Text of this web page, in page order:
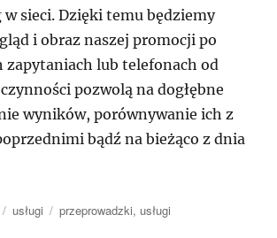
w sieci. Dzięki temu będziemy
i obraz naszej promocji po
zapytaniach lub telefonach od
pozwolą na dogłębne
wyników, porównywanie ich z
bądź na bieżąco z dnia
Kategorie
usługi Tagi
przeprowadzki, usługi